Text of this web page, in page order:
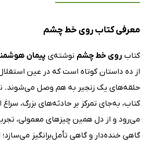
معرفی کتاب روی خط چشم
کتاب روی خط چشم نوشته‌ی پیمان
از ده داستان کوتاه است که در عین
حلقه‌های یک زنجیر به هم وصل می‌شوند.
کتاب، به‌جای تمرکز بر حادثه‌های بزرگ، سراغ
می‌رود و از دل همین چیزهای معمولی،
گاهی خنده‌دار و گاهی تأمل‌برانگیز